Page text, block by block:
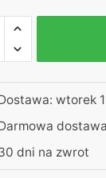
wtorek
dni na zwrot